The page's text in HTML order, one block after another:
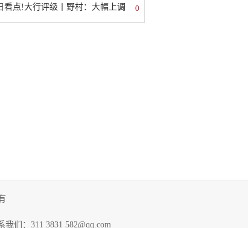
0
看点!大行评级丨野村：大幅上调
们：311 3831 582@qq.com